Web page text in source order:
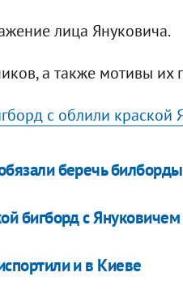
лица Януковича.
а также мотивы их
с облили краской
беречь
бигборд с Януковичем
и в Киеве